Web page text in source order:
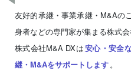
友好的承継・事業承継・M&Aの
身者などの専門家が集まる株式
株式会社M&A DXは安心・安全
継・M&Aをサポートします。